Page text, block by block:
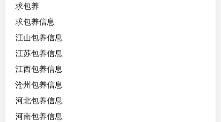
求包养
求包养信息
江山包养信息
江苏包养信息
江西包养信息
沧州包养信息
河北包养信息
河南包养信息